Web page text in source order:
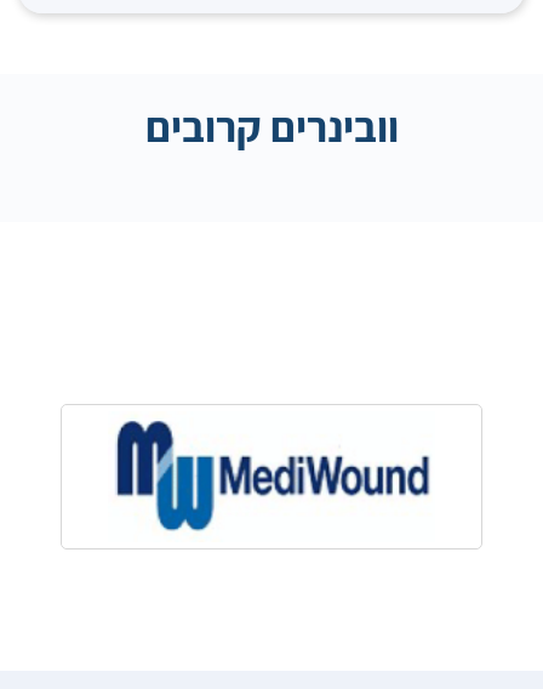
וובינרים קרובים